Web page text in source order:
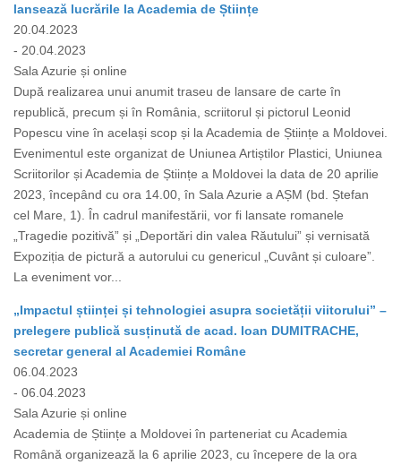
lansează lucrările la Academia de Științe
20.04.2023
- 20.04.2023
Sala Azurie și online
După realizarea unui anumit traseu de lansare de carte în
republică, precum și în România, scriitorul și pictorul Leonid
Popescu vine în același scop și la Academia de Științe a Moldovei.
Evenimentul este organizat de Uniunea Artiștilor Plastici, Uniunea
Scriitorilor și Academia de Științe a Moldovei la data de 20 aprilie
2023, începând cu ora 14.00, în Sala Azurie a AȘM (bd. Ștefan
cel Mare, 1). În cadrul manifestării, vor fi lansate romanele
„Tragedie pozitivă” și „Deportări din valea Răutului” și vernisată
Expoziția de pictură a autorului cu genericul „Cuvânt și culoare”.
La eveniment vor...
„Impactul științei și tehnologiei asupra societății viitorului” –
prelegere publică susținută de acad. Ioan DUMITRACHE,
secretar general al Academiei Române
06.04.2023
- 06.04.2023
Sala Azurie și online
Academia de Științe a Moldovei în parteneriat cu Academia
Română organizează la 6 aprilie 2023, cu începere de la ora